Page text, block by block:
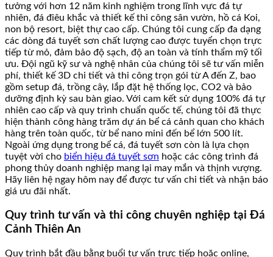
tưởng với hơn 12 năm kinh nghiệm trong lĩnh vực đá tự
nhiên, đá điêu khắc và thiết kế thi công sân vườn, hồ cá Koi,
non bộ resort, biệt thự cao cấp. Chúng tôi cung cấp đa dạng
các dòng đá tuyết sơn chất lượng cao được tuyển chọn trực
tiếp từ mỏ, đảm bảo độ sạch, độ an toàn và tính thẩm mỹ tối
ưu. Đội ngũ kỹ sư và nghệ nhân của chúng tôi sẽ tư vấn miễn
phí, thiết kế 3D chi tiết và thi công trọn gói từ A đến Z, bao
gồm setup đá, trồng cây, lắp đặt hệ thống lọc, CO2 và bảo
dưỡng định kỳ sau bàn giao. Với cam kết sử dụng 100% đá tự
nhiên cao cấp và quy trình chuẩn quốc tế, chúng tôi đã thực
hiện thành công hàng trăm dự án bể cá cảnh quan cho khách
hàng trên toàn quốc, từ bể nano mini đến bể lớn 500 lít.
Ngoài ứng dụng trong bể cá, đá tuyết sơn còn là lựa chọn
tuyệt vời cho biển hiệu đá tuyết sơn hoặc các công trình đá
phong thủy doanh nghiệp mang lại may mắn và thịnh vượng.
Hãy liên hệ ngay hôm nay để được tư vấn chi tiết và nhận báo
giá ưu đãi nhất.
Quy trình tư vấn và thi công chuyên nghiệp tại Đá
Cảnh Thiên An
Quy trình bắt đầu bằng buổi tư vấn trực tiếp hoặc online,